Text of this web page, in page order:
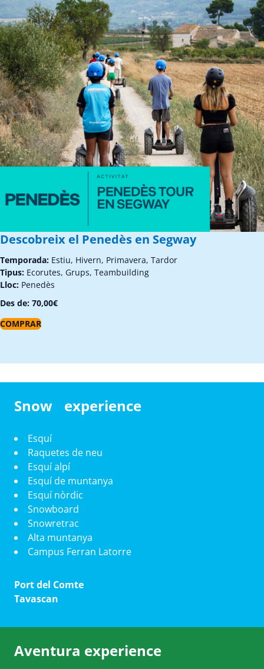
Descobreix el Penedès en Segway
Temporada: Estiu, Hivern, Primavera, Tardor
Tipus: Ecorutes, Grups, Teambuilding
Lloc: Penedès
Des de: 70,00€
COMPRAR
Snow experience
Esquí
Raquetes de neu
Esquí alpí
Esquí de muntanya
Esquí nòrdic
Snowboard
Snowretrac
Alta muntanya
Campus Ferran Latorre
Port del Comte
Tavascan
Aventura experience